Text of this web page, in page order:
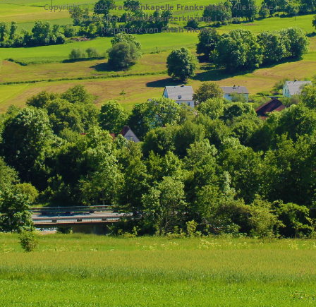
Copyright © 2026Trachtenkapelle Frankenheim. Alle Rechte
vorbehalten.Datenschutzerklärung| Catch
Responsive vonCatch Themes